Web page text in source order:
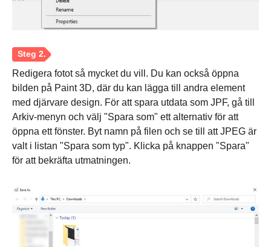
Redigera fotot så mycket du vill. Du kan också öppna
bilden på Paint 3D, där du kan lägga till andra element
med djärvare design. För att spara utdata som JPF, gå till
Arkiv-menyn och välj "Spara som" ett alternativ för att
öppna ett fönster. Byt namn på filen och se till att JPEG är
valt i listan "Spara som typ". Klicka på knappen "Spara"
för att bekräfta utmatningen.